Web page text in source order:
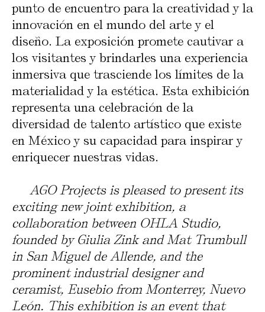
punto de encuentro para la creatividad y la
innovación en el mundo del arte y el
diseño. La exposición promete cautivar a
los visitantes y brindarles una experiencia
inmersiva que trasciende los límites de la
materialidad y la estética. Esta exhibición
representa una celebración de la
diversidad de talento artístico que existe
en México y su capacidad para inspirar y
enriquecer nuestras vidas.
AGO Projects is pleased to present its
exciting new joint exhibition, a
collaboration between OHLA Studio,
founded by Giulia Zink and Mat Trumbull
in San Miguel de Allende, and the
prominent industrial designer and
ceramist, Eusebio from Monterrey, Nuevo
León. This exhibition is an event that